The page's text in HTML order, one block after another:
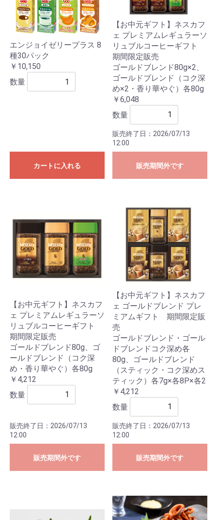
エンジョイゼリープラス 8
種30パック
￥10,150
数量
カートに入れる
【お中元ギフト】ネスカフ
ェ プレミアムレギュラーソ
リュブルコーヒーギフト
期間限定販売
ゴールドブレンド80g×2、
ゴールドブレンド（コク深
め×2・香り華やぐ）各80g
￥6,048
数量
販売終了日：2026/07/13
12:00
販売期間外です
【お中元ギフト】ネスカフ
ェ プレミアムレギュラーソ
リュブルコーヒーギフト
期間限定販売
ゴールドブレンド80g、ゴ
ールドブレンド（コク深
め・香り華やぐ）各80g
￥4,212
数量
販売終了日：2026/07/13
12:00
販売期間外です
【お中元ギフト】ネスカフ
ェ ゴールドブレンド プレ
ミアムギフト 期間限定販
売
ゴールドブレンド・ゴール
ドブレンドコク深め各
80g、ゴールドブレンド
（スティック・コク深めス
ティック）各7g×各8P×各2
￥4,212
数量
販売終了日：2026/07/13
12:00
販売期間外です